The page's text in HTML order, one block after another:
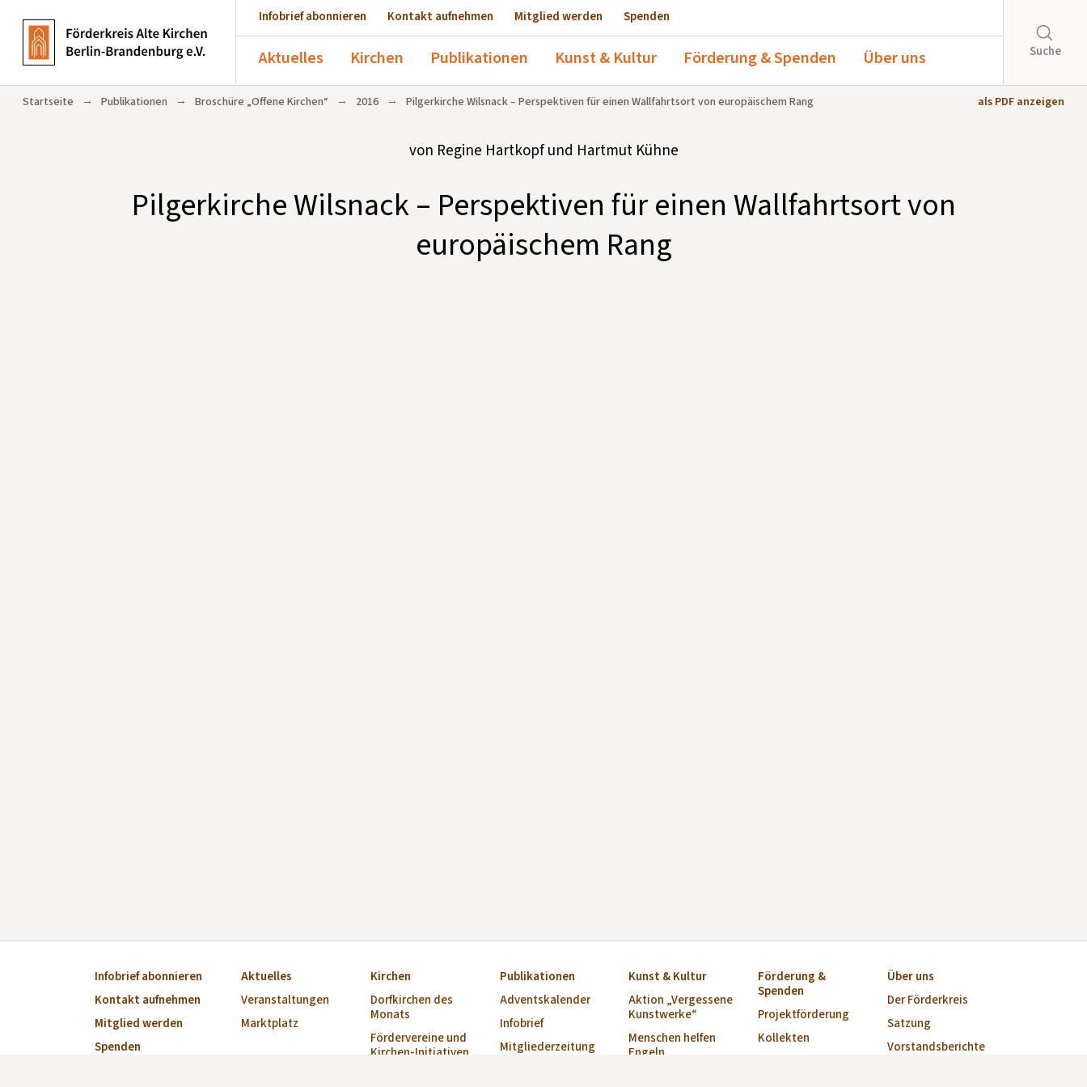
Infobrief abonnieren Kontakt aufnehmen Mitglied werden Spenden
Aktuelles Kirchen Publikationen Kunst & Kultur Förderung & Spenden Über uns Suche
als PDF anzeigen
Startseite → Publikationen → Broschüre „Offene Kirchen“ → 2016 → Pilgerkirche Wilsnack – Perspektiven für einen Wallfahrtsort von europäischem Rang
von Regine Hartkopf und Hartmut Kühne
Pilgerkirche Wilsnack – Perspektiven für einen Wallfahrtsort von
europäischem Rang
Infobrief abonnieren
Kontakt aufnehmen
Mitglied werden
Spenden
Aktuelles
Veranstaltungen
Marktplatz
Kirchen
Dorfkirchen des
Monats
Fördervereine und
Kirchen-Initiativen
Publikationen
Adventskalender
Infobrief
Mitgliederzeitung
Kunst & Kultur
Aktion „Vergessene
Kunstwerke“
Menschen helfen
Engeln
Förderung &
Spenden
Projektförderung
Kollekten
Über uns
Der Förderkreis
Satzung
Vorstandsberichte